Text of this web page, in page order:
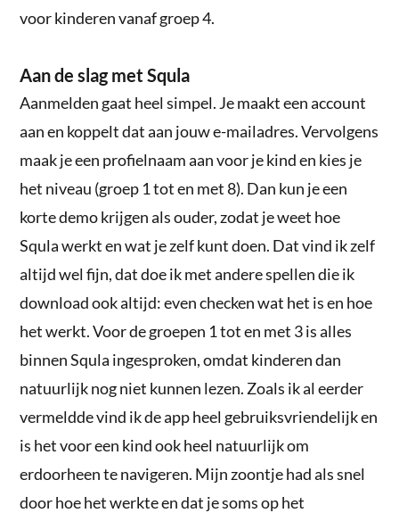
voor kinderen vanaf groep 4.
Aan de slag met Squla
Aanmelden gaat heel simpel. Je maakt een account
aan en koppelt dat aan jouw e-mailadres. Vervolgens
maak je een profielnaam aan voor je kind en kies je
het niveau (groep 1 tot en met 8). Dan kun je een
korte demo krijgen als ouder, zodat je weet hoe
Squla werkt en wat je zelf kunt doen. Dat vind ik zelf
altijd wel fijn, dat doe ik met andere spellen die ik
download ook altijd: even checken wat het is en hoe
het werkt. Voor de groepen 1 tot en met 3 is alles
binnen Squla ingesproken, omdat kinderen dan
natuurlijk nog niet kunnen lezen. Zoals ik al eerder
vermeldde vind ik de app heel gebruiksvriendelijk en
is het voor een kind ook heel natuurlijk om
erdoorheen te navigeren. Mijn zoontje had als snel
door hoe het werkte en dat je soms op het